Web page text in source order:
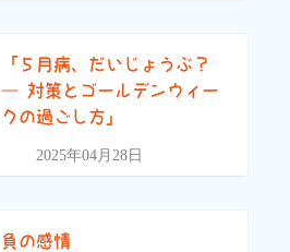
「５月病、だいじょうぶ？
― 対策とゴールデンウィー
クの過ごし方」
2025年04月28日
負の感情